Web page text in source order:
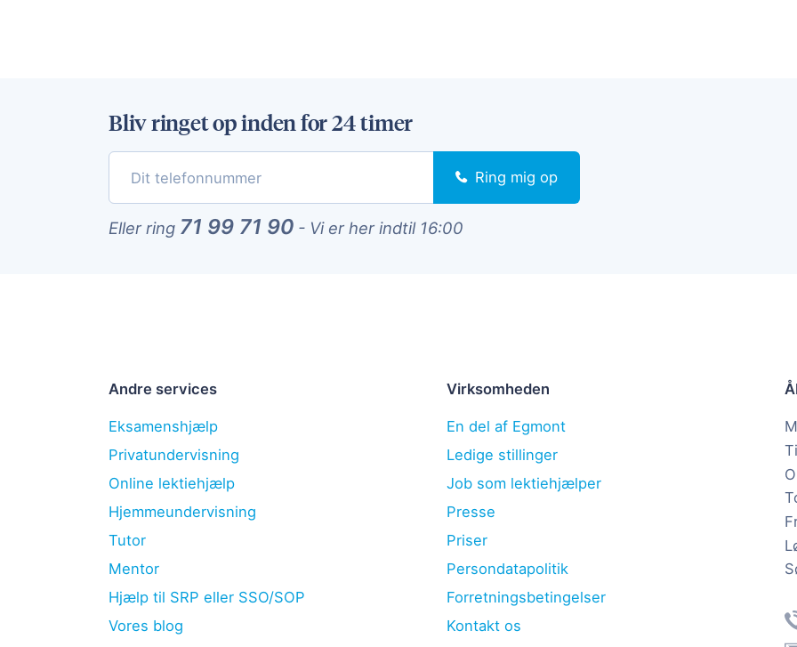
Bliv ringet op inden for 24 timer
Ring mig op
Eller ring 71 99 71 90 - Vi er her indtil 16:00
Andre services
Eksamenshjælp
Privatundervisning
Online lektiehjælp
Hjemmeundervisning
Tutor
Mentor
Hjælp til SRP eller SSO/SOP
Vores blog
Virksomheden
En del af Egmont
Ledige stillinger
Job som lektiehjælper
Presse
Priser
Persondatapolitik
Forretningsbetingelser
Kontakt os